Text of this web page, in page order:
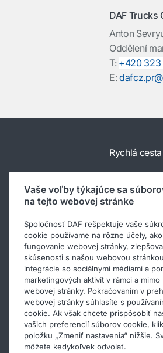
DAF Trucks
Anton
Oddělení
T: +420 323
E:
Rychlá
Vyhľadať
Modelový rad
Služby
Novinky a
Práca pre
O nás
Inoformace o
Kodex chování
Vaše voľby týkajúce sa
na tejto webovej stránke
Spoločnosť DAF rešpektuje vaše
cookie používame na rôzne účely,
fungovanie webovej stránky,
skúsenosti s našou webovou
integrácie so sociálnymi médiami a
marketingových aktivít v rámci a mimo
webovej stránky. Pokračovaním v
webovej stránky súhlasíte s
cookie. Ak však chcete prispôsobiť
vašich preferencií súborov cookie,
položku „Zmeniť nastavenia“ nižšie.
môžete kedykoľvek odvolať.